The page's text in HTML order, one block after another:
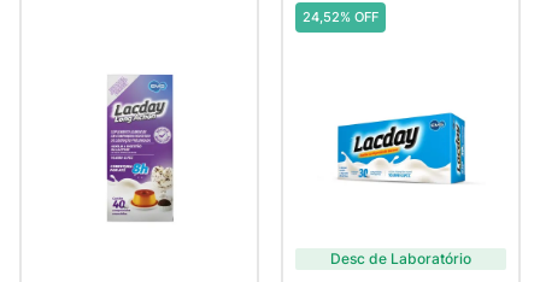
24,52% OFF
Desc de Laboratório